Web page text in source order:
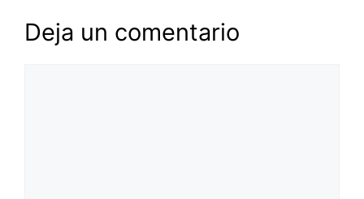
Deja un comentario